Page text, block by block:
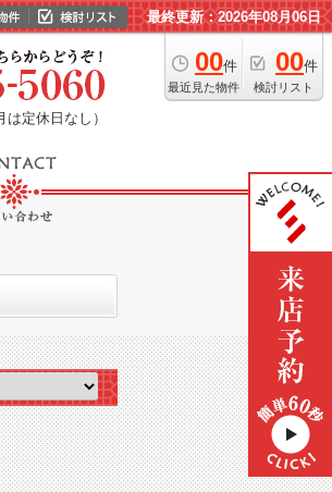
最終更新：2026年08月06日
00件
最近見た物件
00件
検討リスト
定休日なし）